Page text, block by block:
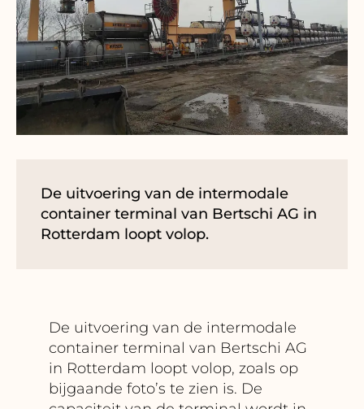
De uitvoering van de intermodale
container terminal van Bertschi AG in
Rotterdam loopt volop.
De uitvoering van de intermodale
container terminal van Bertschi AG
in Rotterdam loopt volop, zoals op
bijgaande foto’s te zien is. De